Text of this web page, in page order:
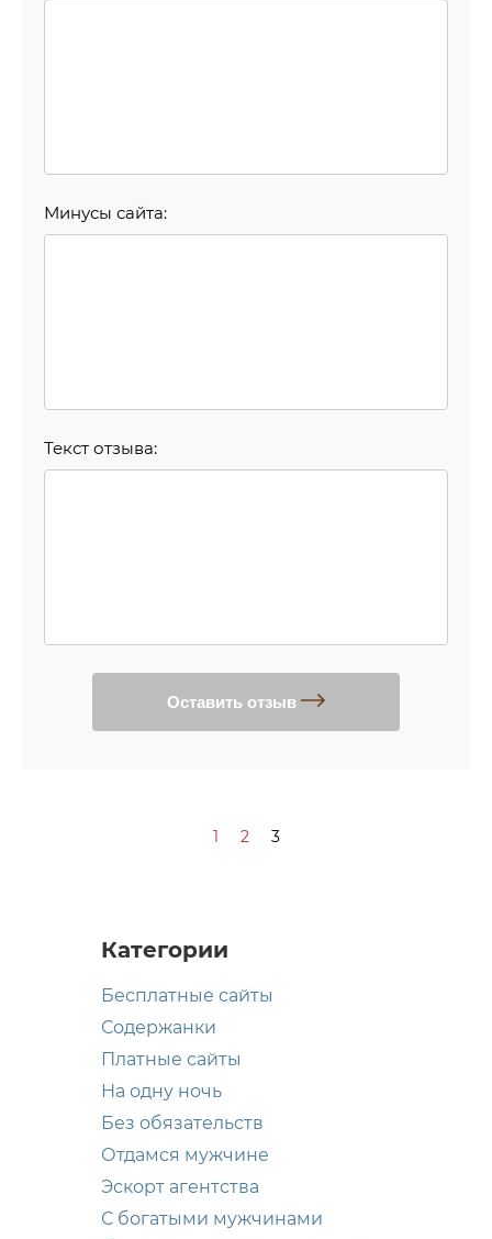
Минусы сайта:
Текст отзыва:
Оставить отзыв
1 2 3
Категории
Бесплатные сайты
Содержанки
Платные сайты
На одну ночь
Без обязательств
Отдамся мужчине
Эскорт агентства
С богатыми мужчинами